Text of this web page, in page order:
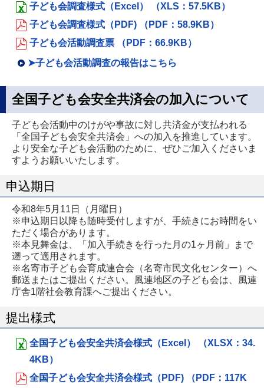
子ども会調査様式（Excel） （XLS：57.5KB）
子ども会調査様式（PDF) （PDF：58.9KB）
子ども会活動調査票 （PDF：66.9KB）
➤子ども会活動調査の報告はこちら
全国子ども会安全共済会の加入について
子ども会活動中のけがや事故に対し共済金が支払われる
「全国子ども会安全共済会」への加入を推進しています。
より安全な子ども会活動のために、ぜひご加入くださいま
すようお願いいたします。
申込期日
令和8年5月11日（月曜日）
※申込期日以降も随時受付しますが、手続きにお時間をい
ただく場合があります。
※本見舞金は、「加入手続きを行った月の1ヶ月前」まで
遡って適用されます。
※名寄市子ども会育成連合会（名寄市民文化センター）へ
郵送またはご提出ください。風連地区の子ども会は、風連
庁舎1階社会教育課へご提出ください。
提出様式
全国子ども会安全共済会様式（Excel） （XLSX：34.
4KB）
全国子ども会安全共済会様式（PDF) （PDF：117K